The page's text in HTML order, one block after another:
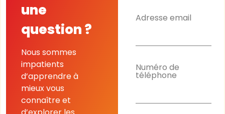
une
question ?
Nous sommes
impatients
d’apprendre à
mieux vous
connaître et
Adresse email
Numéro de
téléphone